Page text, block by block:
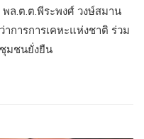
พล.ต.ต.พีระพงศ์ วงษ์สมาน
การการเคหะแห่งชาติ ร่วม
ชุมชนยั่งยืน